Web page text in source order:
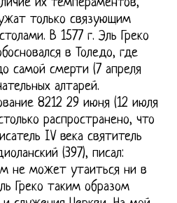
только связующим
В 1577 г. Эль Греко
в Толедо, где
самой смерти (7 апреля
алтарей.
8212 29 июня (12 июля
распространено, что
IV века святитель
(397), писал:
не может утаиться ни в
Греко таким образом